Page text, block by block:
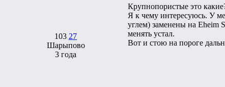
103 27
Шарыпово
3 года
Крупнопористые это
Я к чему интересуюсь. У
углем) заменены на Eheim
менять устал.
Вот и стою на пороге